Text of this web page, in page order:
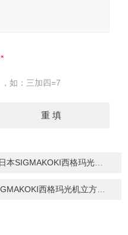
如：三加四=7
西格玛光机固定式物镜镜架
西格玛光机立方体分光器组件